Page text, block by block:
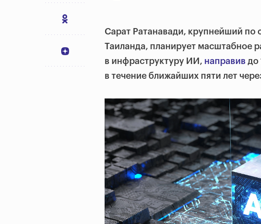
Сарат Ратанавади, крупнейший по
Таиланда, планирует масштабное
в инфраструктуру ИИ, направив до
в течение ближайших пяти лет